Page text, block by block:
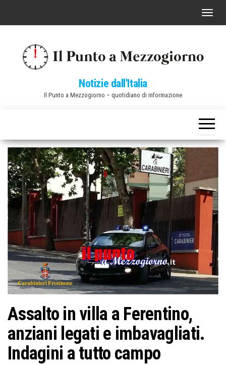
C
a
v
a
z
Notizie dall'Italia
Il Punto a Mezzogiorno – quotidiano di informazione
Assalto in villa a Ferentino,
anziani legati e imbavagliati.
Indagini a tutto campo